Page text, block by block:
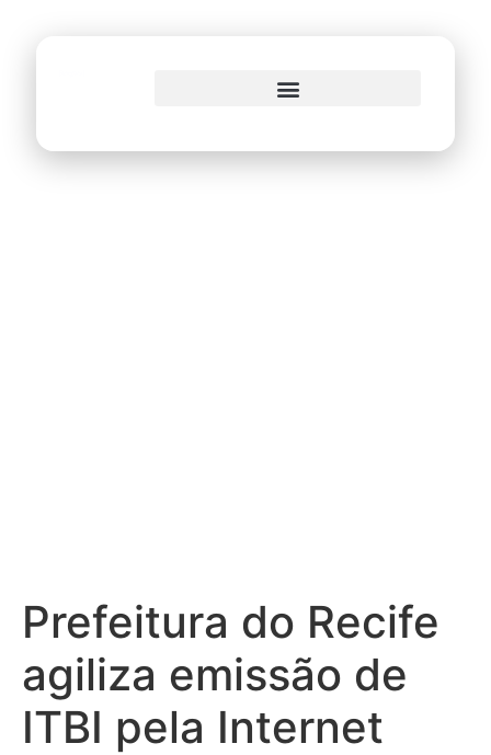
Prefeitura do Recife
agiliza emissão de
ITBI pela Internet